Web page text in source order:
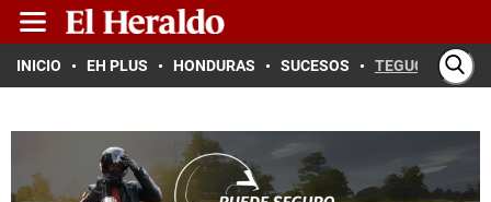
INICIO EH PLUS HONDURAS SUCESOS TEGUCIGALPA